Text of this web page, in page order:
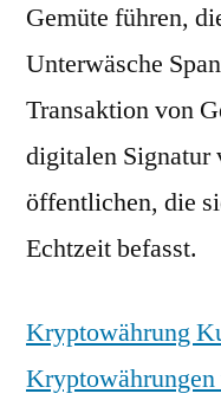
Gemüte führen,
Unterwäsche
Transaktion von
digitalen Signatur
öffentlichen, die
Echtzeit befasst.
Kryptowährung
Kryptowährungen